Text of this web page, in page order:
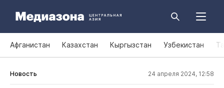
Афганистан Казахстан Кыргызстан Узбекистан
Новость 24 апреля 2024, 12:58